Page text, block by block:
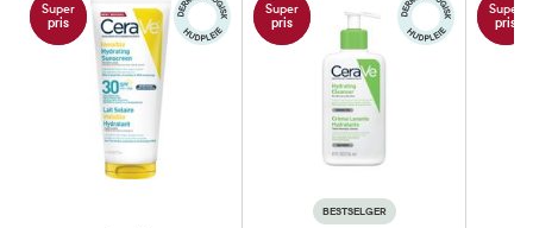
Super
pris
Super
pris
BESTSELGER
Super
pris